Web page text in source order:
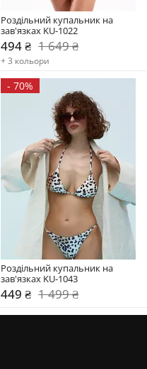
Роздільний купальник на
зав'язках KU-1022
494 ₴ 1 649 ₴
+ 3 кольори
- 70%
Роздільний купальник на
зав'язках KU-1043
449 ₴ 1 499 ₴